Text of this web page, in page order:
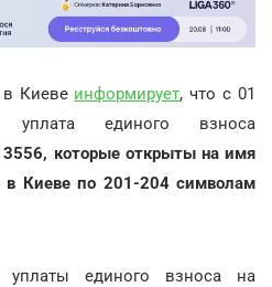
в Киеве информирует, что с 01
единого взноса
3556, которые открыты на имя
в Киеве по 201-204 символам
уплаты единого взноса на